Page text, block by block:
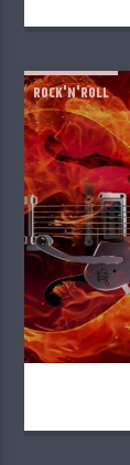
ROCK'N'ROLL